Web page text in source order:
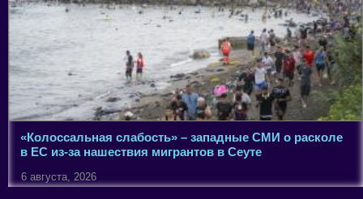
«Колоссальная слабость» – западные СМИ о расколе
в ЕС из-за нашествия мигрантов в Сеуте
6 августа, 2026